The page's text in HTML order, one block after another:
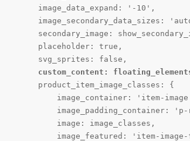
        image_data_expand: '-10',
image_secondary_data_sizes:
secondary_image:
        placeholder: true,
        svg_sprites: false,
custom_content:
        product_item_image_classes: {
image_container: 'item-image
image_padding_container: 'p-
            image: image_classes,
image_featured: 'item-image-